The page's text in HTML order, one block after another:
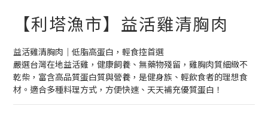
🔥 父親節優惠殺 🔥 挪威鮭魚片4包$888
🚛 官網限時$𝟵𝟵𝟵免運 | 🔥 父親節加碼優惠 🔥 日本全殼生蠔2L 買
3包優惠價$1080 (免運費)
【利塔漁市】益活雞清胸肉
益活雞清胸肉｜低脂高蛋白，輕食控首選
嚴選台灣在地益活雞，健康飼養、無藥物殘留，雞胸肉質細緻不
乾柴，富含高品質蛋白質與營養，是健身族、輕飲食者的理想食
材。適合多種料理方式，方便快速、天天補充優質蛋白！